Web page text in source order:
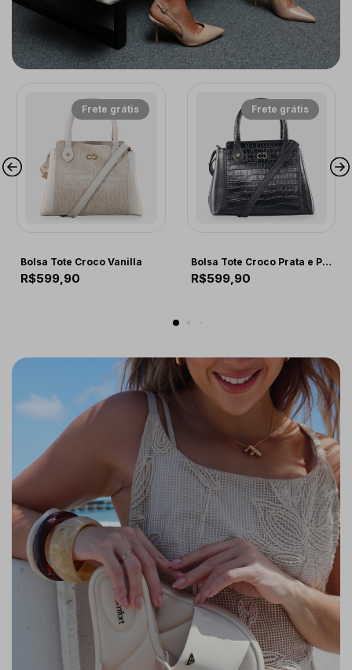
Frete grátis
Bolsa Tote Croco Vanilla
R$599,90
Frete grátis
Bolsa Tote Croco Prata e Preta
R$599,90